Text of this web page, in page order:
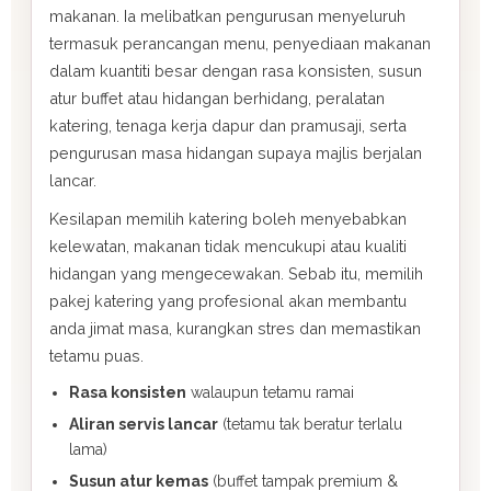
makanan. Ia melibatkan pengurusan menyeluruh
termasuk perancangan menu, penyediaan makanan
dalam kuantiti besar dengan rasa konsisten, susun
atur buffet atau hidangan berhidang, peralatan
katering, tenaga kerja dapur dan pramusaji, serta
pengurusan masa hidangan supaya majlis berjalan
lancar.
Kesilapan memilih katering boleh menyebabkan
kelewatan, makanan tidak mencukupi atau kualiti
hidangan yang mengecewakan. Sebab itu, memilih
pakej katering yang profesional akan membantu
anda jimat masa, kurangkan stres dan memastikan
tetamu puas.
Rasa konsisten walaupun tetamu ramai
Aliran servis lancar (tetamu tak beratur terlalu
lama)
Susun atur kemas (buffet tampak premium &